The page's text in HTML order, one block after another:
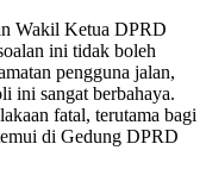
Wakil Ketua DPRD
ini tidak boleh
pengguna jalan,
ini sangat berbahaya.
fatal, terutama bagi
di Gedung DPRD